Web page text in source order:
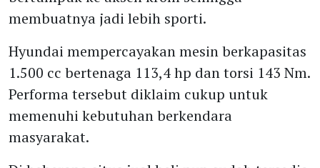
membuatnya jadi lebih sporti.
Hyundai mempercayakan mesin berkapasitas
1.500 cc bertenaga 113,4 hp dan torsi 143 Nm.
Performa tersebut diklaim cukup untuk
memenuhi kebutuhan berkendara
masyarakat.